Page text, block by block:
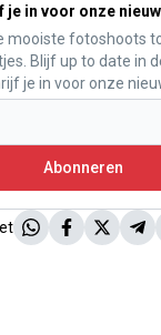
je in voor onze
mooiste fotoshoots
Blijf up to date in
je in voor onze
Abonneren